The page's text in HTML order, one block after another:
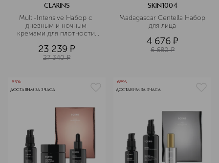
CLARINS
Multi-Intensive Набор с
дневным и ночным
кремами для плотности
23 239 ¤
27 340 ¤
SKIN1004
Madagascar Centella Набор
для лица
4 676 ¤
6 680 ¤
-65%
ДОСТАВИМ ЗА 3 ЧАСА
-65%
ДОСТАВИМ ЗА 3 ЧАСА